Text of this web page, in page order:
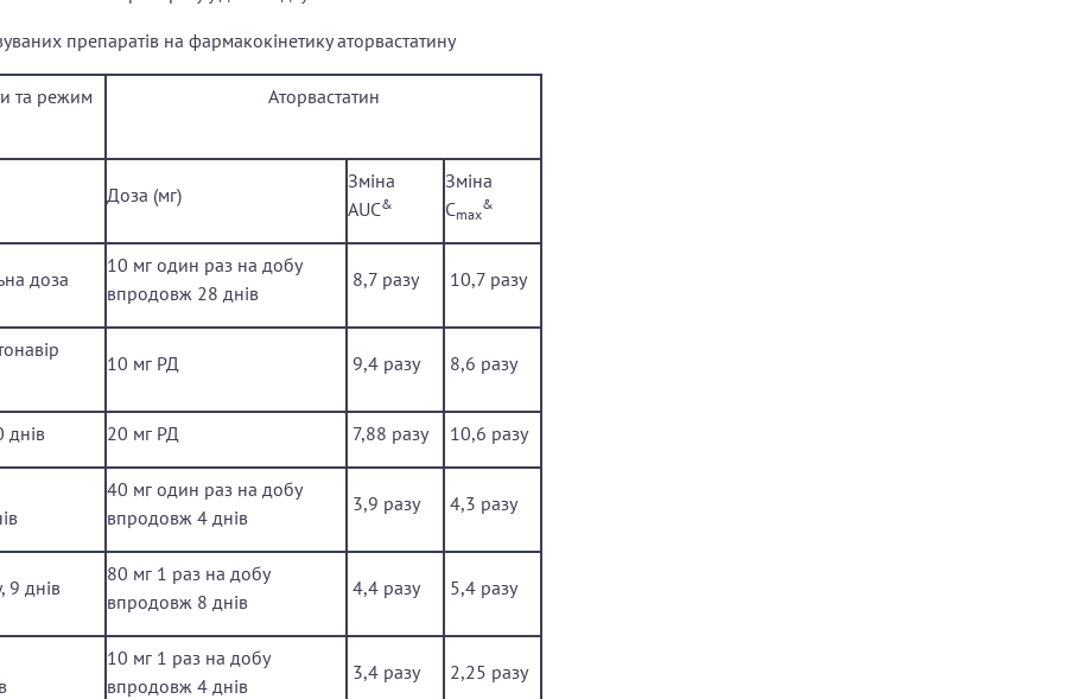
препаратів на фармакокінетику аторвастатину
та режим
Аторвастатин
Доза (мг)
Зміна
AUC&
Зміна
Cmax
&
доза
10 мг один раз на добу
впродовж 28 днів
­ 8,7 разу ­ 10,7 разу
10 мг РД ­ 9,4 разу ­ 8,6 разу
днів 20 мг РД ­ 7,88 разу ­ 10,6 разу
40 мг один раз на добу
впродовж 4 днів
­ 3,9 разу ­ 4,3 разу
9 днів
80 мг 1 раз на добу
впродовж 8 днів
­ 4,4 разу ­ 5,4 разу
10 мг 1 раз на добу
впродовж 4 днів
­ 3,4 разу ­ 2,25 разу